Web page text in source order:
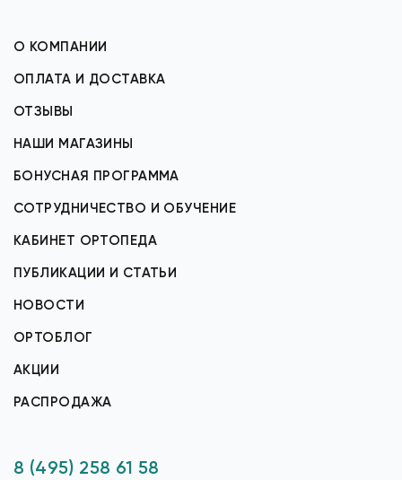
О КОМПАНИИ
ОПЛАТА И ДОСТАВКА
ОТЗЫВЫ
НАШИ МАГАЗИНЫ
БОНУСНАЯ ПРОГРАММА
СОТРУДНИЧЕСТВО И ОБУЧЕНИЕ
КАБИНЕТ ОРТОПЕДА
ПУБЛИКАЦИИ И СТАТЬИ
НОВОСТИ
ОРТОБЛОГ
АКЦИИ
РАСПРОДАЖА
8 (495) 258 61 58